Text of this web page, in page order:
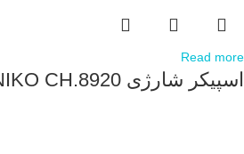
Read more
اسپیکر شارژی P_NET ANIKO CH.8920